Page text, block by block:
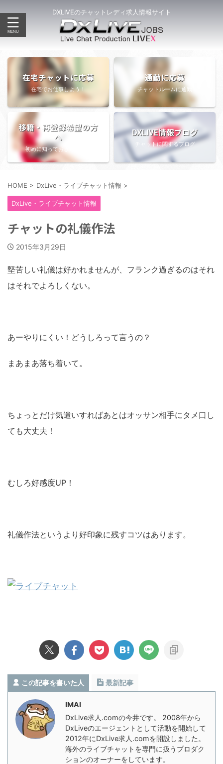
DXLIVEのチャットレディ求人情報サイト
在宅チャットに応募
在宅でお仕事しよう！
通勤に応募
チャットルームに通勤
移籍・再登録希望の方
へ
初めに知っておきたい情報
DXLIVE情報ブログ
チャットに関するブログ
HOME > DxLive・ライブチャット情報 >
DxLive・ライブチャット情報
チャットの礼儀作法
2015年3月29日
堅苦しい礼儀は好かれませんが、フランク過ぎるのはそれ
はそれでよろしくない。
あーやりにくい！どうしろって言うの？
まあまあ落ち着いて。
ちょっとだけ気遣いすればあとはオッサン相手にタメ口し
ても大丈夫！
むしろ好感度UP！
礼儀作法というより好印象に残すコツはあります。
この記事を書いた人 最新記事
IMAI
DxLive求人.comの今井です。 2008年から
DxLiveのエージェントとして活動を開始して
2012年にDxLive求人.comを開設しました。
海外のライブチャットを専門に扱うプロダク
ションのオーナーをしています。